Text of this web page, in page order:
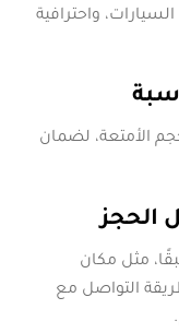
واحترافية
الأمتعة، لضمان
مثل مكان
التواصل مع